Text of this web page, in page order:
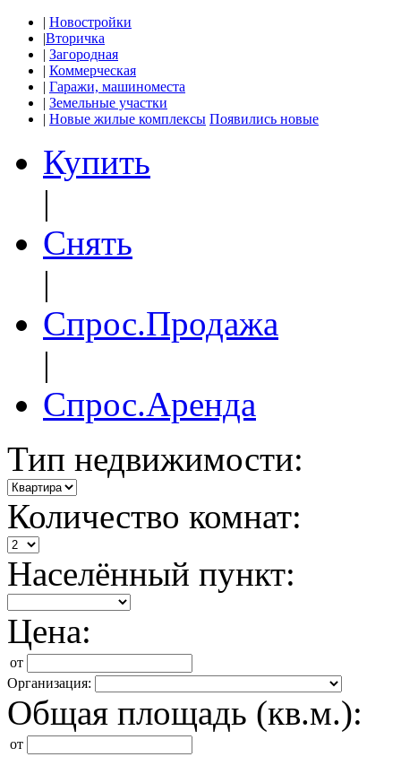
| Новостройки
|Вторичка
| Загородная
| Коммерческая
| Гаражи, машиноместа
| Земельные участки
| Новые жилые комплексы Появились новые
Купить
|
Снять
|
Спрос.Продажа
|
Спрос.Аренда
Тип недвижимости:
Количество комнат:
Населённый пункт:
Цена:
от
Организация:
Общая площадь (кв.м.):
от